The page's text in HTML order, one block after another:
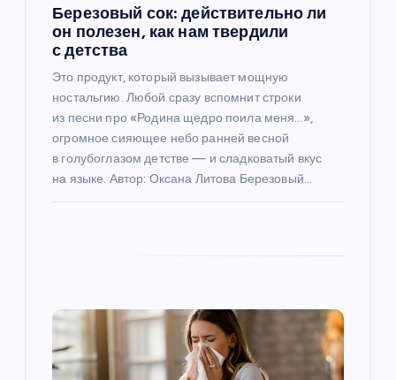
Березовый сок: действительно ли
он полезен, как нам твердили
с детства
Это продукт, который вызывает мощную
ностальгию. Любой сразу вспомнит строки
из песни про «Родина щедро поила меня…»,
огромное сияющее небо ранней весной
в голубоглазом детстве — и сладковатый вкус
на языке. Автор: Оксана Литова Березовый…